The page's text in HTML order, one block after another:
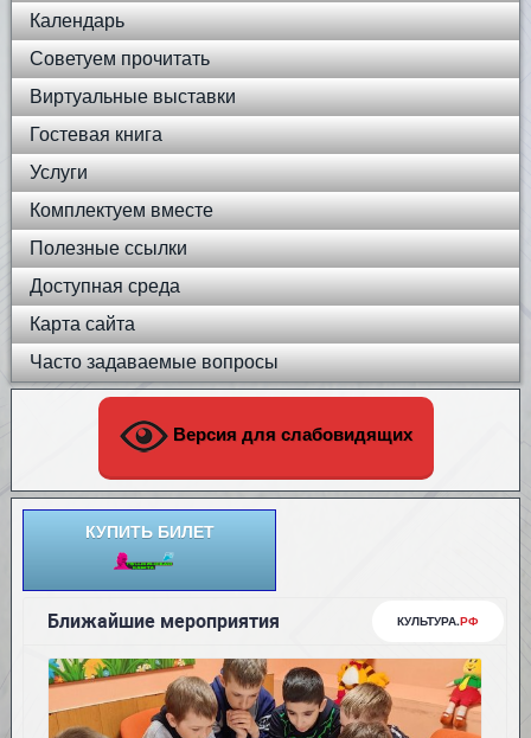
Календарь
Советуем прочитать
Виртуальные выставки
Гостевая книга
Услуги
Комплектуем вместе
Полезные ссылки
Доступная среда
Карта сайта
Часто задаваемые вопросы
Версия для слабовидящих
КУПИТЬ БИЛЕТ